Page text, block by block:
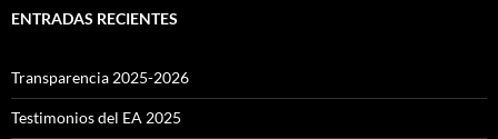
ENTRADAS RECIENTES
Transparencia 2025-2026
Testimonios del EA 2025